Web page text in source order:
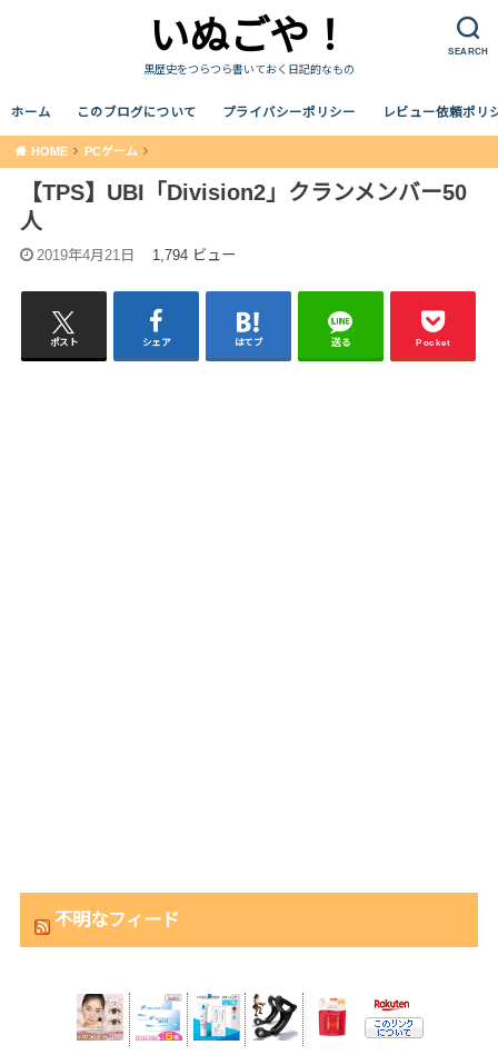
SEARCH
いぬごや！
黒歴史をつらつら書いておく日記的なもの
ホーム このブログについて プライバシーポリシー レビュー依頼ポリ
HOME PCゲーム
【TPS】UBI「Division2」クランメンバー50
人
2019年4月21日 1,794 ビュー
ポスト シェア はてブ 送る Pocket
不明なフィード